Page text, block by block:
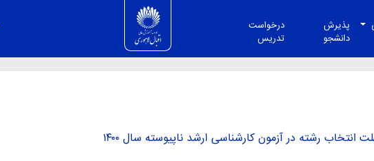
پذیرش
دانشجو
درخواست
تدریس
اطلاعیه‌ها
انتخاب رشته در آزمون کارشناسی ارشد ناپیوسته سال ۱۴۰۰